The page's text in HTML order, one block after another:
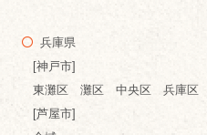
兵庫県
[神戸市]
東灘区 灘区 中央区 兵庫区
[芦屋市]